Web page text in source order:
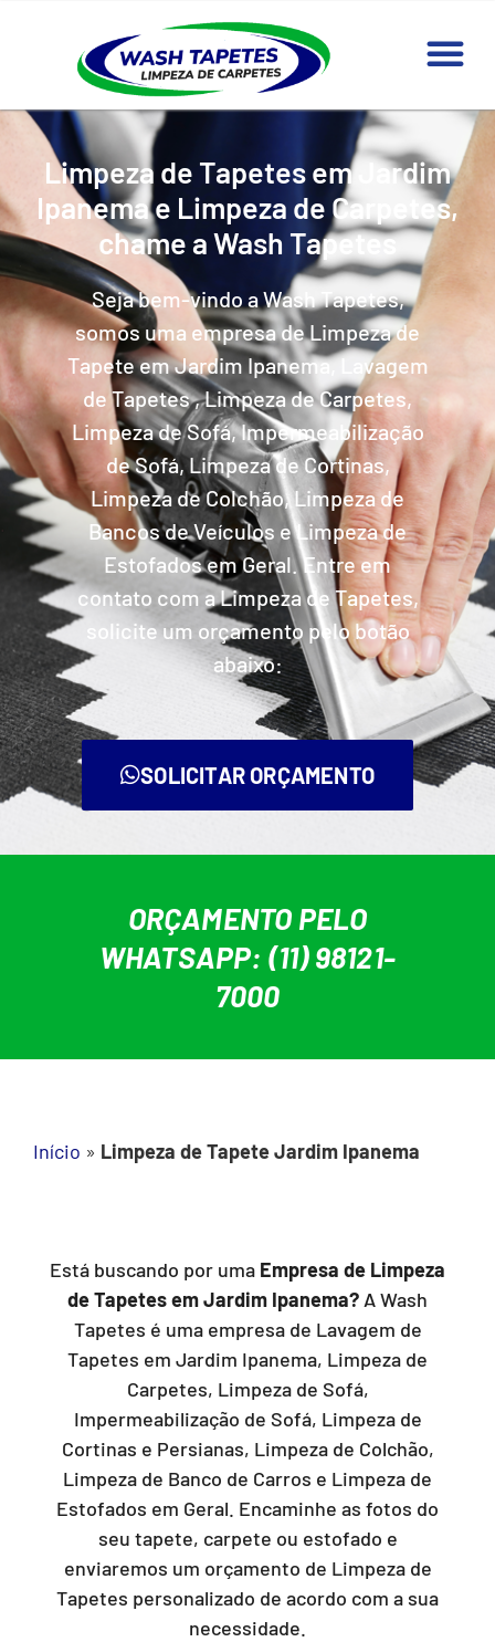
Limpeza de Tapetes em Jardim
Ipanema e Limpeza de Carpetes,
chame a Wash Tapetes
Seja bem-vindo a Wash Tapetes,
somos uma empresa de Limpeza de
Tapete em Jardim Ipanema, Lavagem
de Tapetes , Limpeza de Carpetes,
Limpeza de Sofá, Impermeabilização
de Sofá, Limpeza de Cortinas,
Limpeza de Colchão, Limpeza de
Bancos de Veículos e Limpeza de
Estofados em Geral. Entre em
contato com a Limpeza de Tapetes,
solicite um orçamento pelo botão
abaixo:
SOLICITAR ORÇAMENTO
ORÇAMENTO PELO
WHATSAPP: (11) 98121-
7000
Início » Limpeza de Tapete Jardim Ipanema
Está buscando por uma Empresa de Limpeza
de Tapetes em Jardim Ipanema? A Wash
Tapetes é uma empresa de Lavagem de
Tapetes em Jardim Ipanema, Limpeza de
Carpetes, Limpeza de Sofá,
Impermeabilização de Sofá, Limpeza de
Cortinas e Persianas, Limpeza de Colchão,
Limpeza de Banco de Carros e Limpeza de
Estofados em Geral. Encaminhe as fotos do
seu tapete, carpete ou estofado e
enviaremos um orçamento de Limpeza de
Tapetes personalizado de acordo com a sua
necessidade.